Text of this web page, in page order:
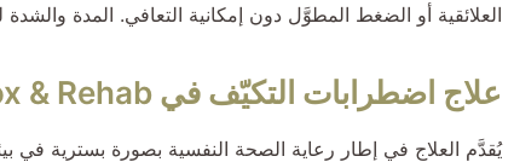
العلائقية أو الضغط المطوَّل دون إمكانية التعافي. المدة
علاج اضطرابات التكيّف في Zeus Detox & Rehab
يُقدَّم العلاج في إطار رعاية الصحة النفسية بصورة بسترية في